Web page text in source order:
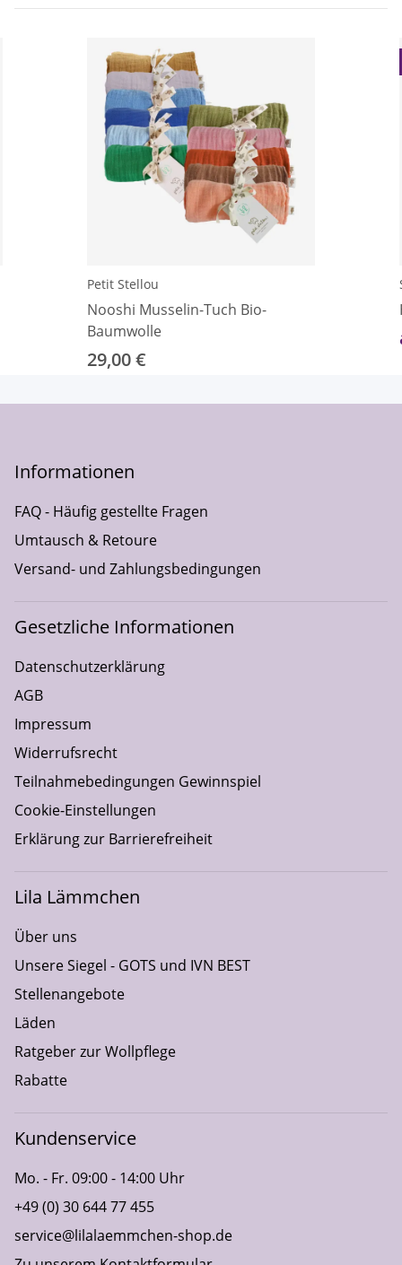
Petit Stellou
Nooshi Musselin-Tuch Bio-
Baumwolle
29,00 €
Informationen
FAQ - Häufig gestellte Fragen
Umtausch & Retoure
Versand- und Zahlungsbedingungen
Gesetzliche Informationen
Datenschutzerklärung
AGB
Impressum
Widerrufsrecht
Teilnahmebedingungen Gewinnspiel
Cookie-Einstellungen
Erklärung zur Barrierefreiheit
Lila Lämmchen
Über uns
Unsere Siegel - GOTS und IVN BEST
Stellenangebote
Läden
Ratgeber zur Wollpflege
Rabatte
Kundenservice
Mo. - Fr. 09:00 - 14:00 Uhr
+49 (0) 30 644 77 455
service@lilalaemmchen-shop.de